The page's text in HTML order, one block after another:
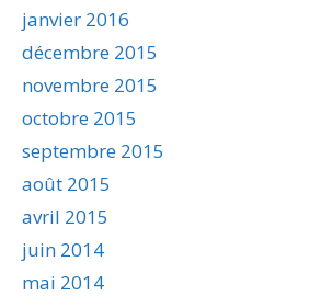
janvier 2016
décembre 2015
novembre 2015
octobre 2015
septembre 2015
août 2015
avril 2015
juin 2014
mai 2014